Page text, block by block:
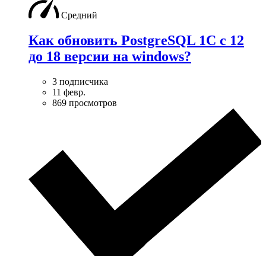
Средний
Как обновить PostgreSQL 1С с 12
до 18 версии на windows?
3 подписчика
11 февр.
869 просмотров